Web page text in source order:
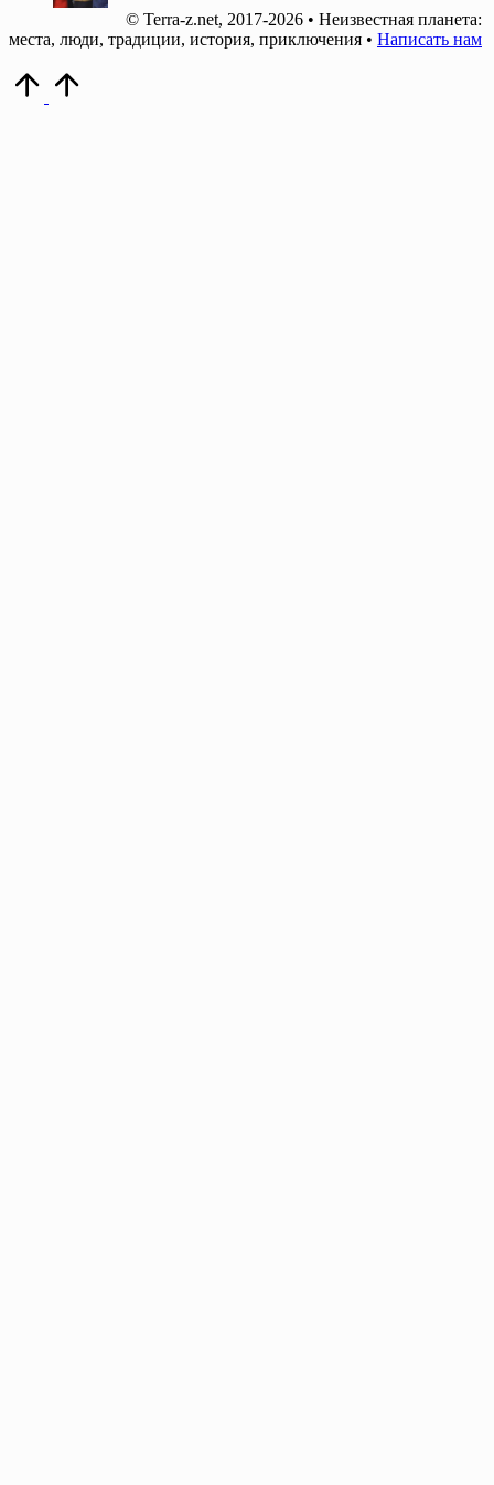
© Terra-z.net, 2017-2026 • Неизвестная планета:
места, люди, традиции, история, приключения • Написать нам